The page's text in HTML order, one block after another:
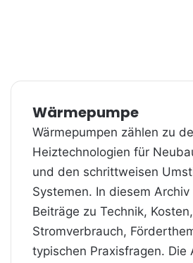
Wärmepumpe
Wärmepumpen zählen zu
Heiztechnologien für
und den schrittweisen
Systemen. In diesem
Beiträge zu Technik, Kosten,
Stromverbrauch,
typischen Praxisfragen. Die